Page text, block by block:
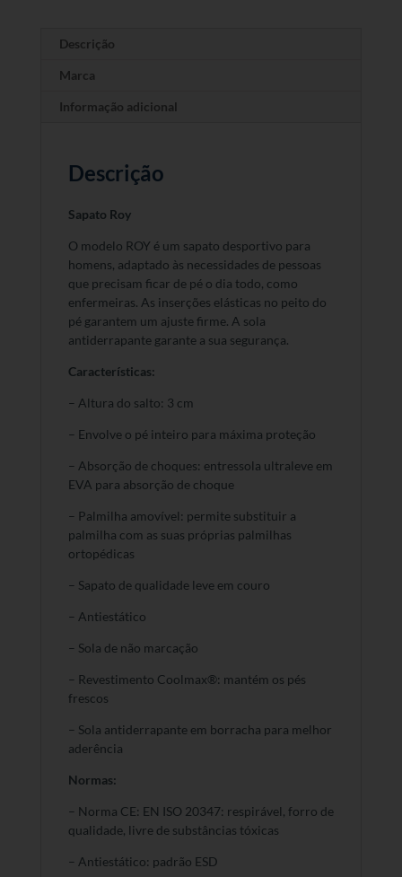
Descrição
Marca
Informação adicional
Descrição
Sapato Roy
O modelo ROY é um sapato desportivo para
homens, adaptado às necessidades de pessoas
que precisam ficar de pé o dia todo, como
enfermeiras. As inserções elásticas no peito do
pé garantem um ajuste firme. A sola
antiderrapante garante a sua segurança.
Características:
– Altura do salto: 3 cm
– Envolve o pé inteiro para máxima proteção
– Absorção de choques: entressola ultraleve em
EVA para absorção de choque
– Palmilha amovível: permite substituir a
palmilha com as suas próprias palmilhas
ortopédicas
– Sapato de qualidade leve em couro
– Antiestático
– Sola de não marcação
– Revestimento Coolmax®: mantém os pés
frescos
– Sola antiderrapante em borracha para melhor
aderência
Normas:
– Norma CE: EN ISO 20347: respirável, forro de
qualidade, livre de substâncias tóxicas
– Antiestático: padrão ESD